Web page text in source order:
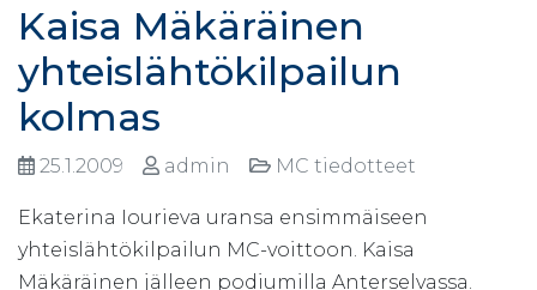
Kaisa Mäkäräinen
yhteislähtökilpailun
kolmas
25.1.2009 admin MC tiedotteet
Ekaterina Iourieva uransa ensimmäiseen
yhteislähtökilpailun MC-voittoon. Kaisa
Mäkäräinen jälleen podiumilla Anterselvassa.